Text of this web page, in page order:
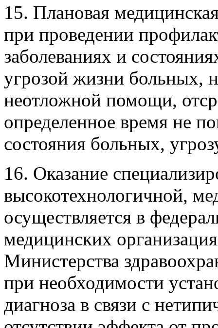
15. Плановая
при проведении
заболеваниях и
угрозой жизни больных,
неотложной помощи,
определенное время не
состояния больных,
16. Оказание
высокотехнологичной,
осуществляется в
медицинских
Министерства
при необходимости
диагноза в связи с